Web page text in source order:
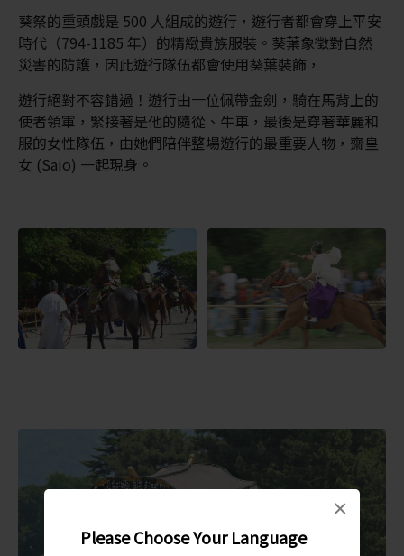
Please Choose Your Language
×
葵祭的重頭戲是 500 人組成的遊行，遊行者都會穿上平安
時代（794-1185 年）的精緻貴族服裝。葵葉象徵對自然
災害的防護，因此遊行隊伍都會使用葵葉裝飾，
遊行絕對不容錯過！遊行由一位佩帶金劍，騎在馬背上的
使者領軍，緊接著是他的隨從、牛車，最後是穿著華麗和
服的女性隊伍，由她們陪伴整場遊行的最重要人物，齋皇
女 (Saio) 一起現身。